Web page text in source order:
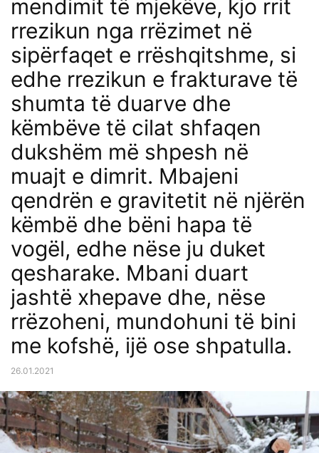
mendimit të mjekëve, kjo rrit
rrezikun nga rrëzimet në
sipërfaqet e rrëshqitshme, si
edhe rrezikun e frakturave të
shumta të duarve dhe
këmbëve të cilat shfaqen
dukshëm më shpesh në
muajt e dimrit. Mbajeni
qendrën e gravitetit në njërën
këmbë dhe bëni hapa të
vogël, edhe nëse ju duket
qesharake. Mbani duart
jashtë xhepave dhe, nëse
rrëzoheni, mundohuni të bini
me kofshë, ijë ose shpatulla.
26.01.2021